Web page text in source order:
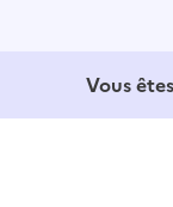
Vous